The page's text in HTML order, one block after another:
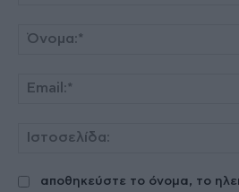
αποθηκεύστε το όνομα, το